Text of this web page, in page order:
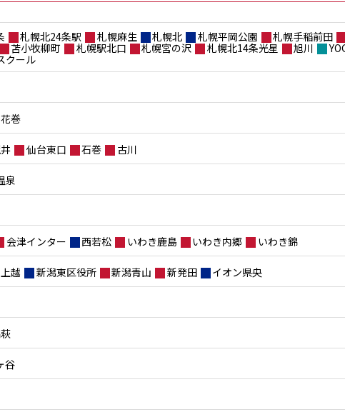
札幌北24条駅 札幌麻生 札幌北 札幌平岡公園 札幌手稲前田
苫小牧柳町 札幌駅北口 札幌宮の沢 札幌北14条光星 旭川
クール
花巻
仙台東口 石巻 古川
泉
会津インター 西若松 いわき鹿島 いわき内郷 いわき錦
上越 新潟東区役所 新潟青山 新発田 イオン県央
谷